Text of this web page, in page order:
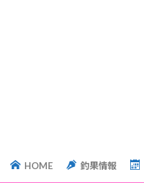
HOME 釣果情報